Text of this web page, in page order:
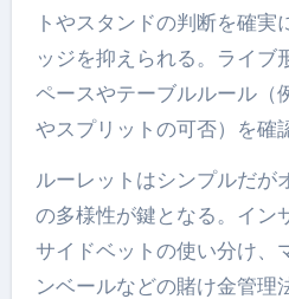
トやスタンドの判断を確実
ッジを抑えられる。ライブ
ペースやテーブルルール（
やスプリットの可否）を確
ルーレットはシンプルだが
の多様性が鍵となる。イン
サイドベットの使い分け、
ンベールなどの賭け金管理